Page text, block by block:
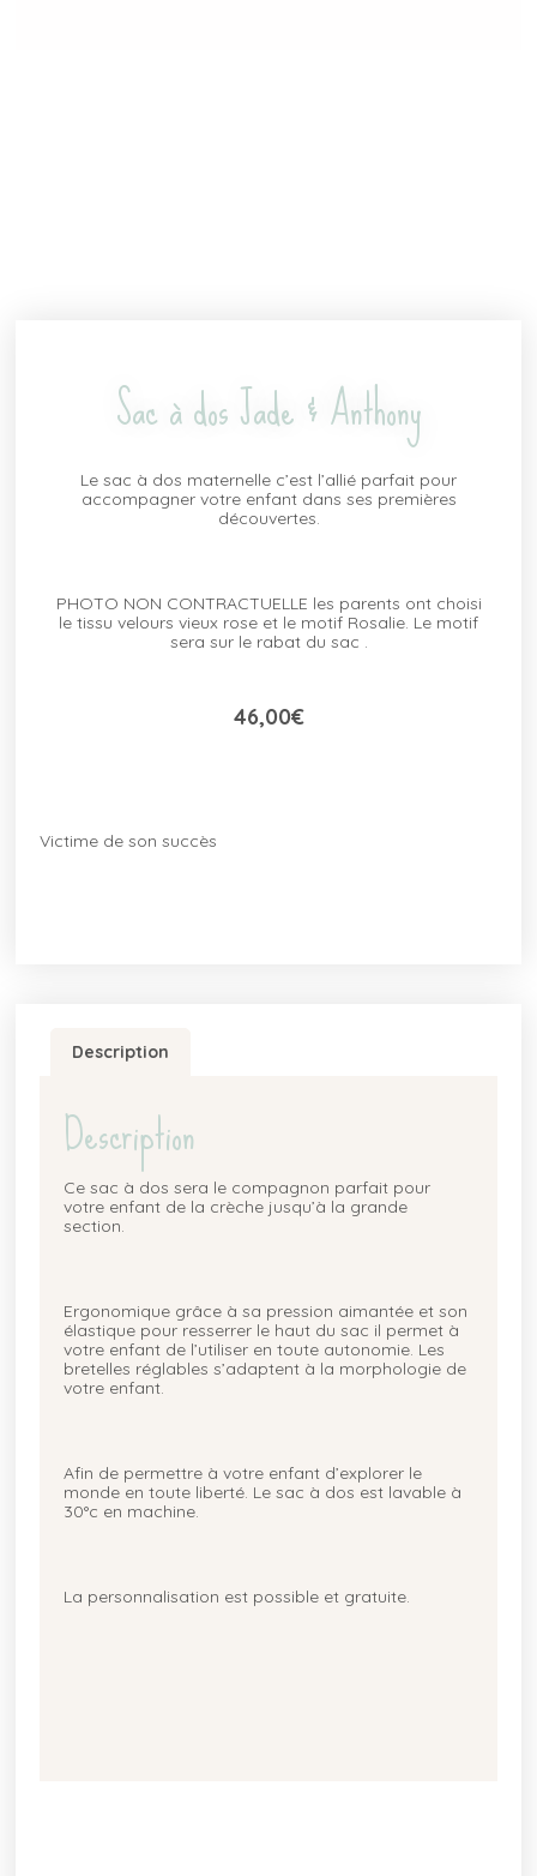
Sac à dos Jade & Anthony
Le sac à dos maternelle c’est l’allié parfait pour
accompagner votre enfant dans ses premières
découvertes.
PHOTO NON CONTRACTUELLE les parents ont choisi
le tissu velours vieux rose et le motif Rosalie. Le motif
sera sur le rabat du sac .
46,00€
Victime de son succès
Description
Description
Ce sac à dos sera le compagnon parfait pour
votre enfant de la crèche jusqu’à la grande
section.
Ergonomique grâce à sa pression aimantée et son
élastique pour resserrer le haut du sac il permet à
votre enfant de l’utiliser en toute autonomie. Les
bretelles réglables s’adaptent à la morphologie de
votre enfant.
Afin de permettre à votre enfant d’explorer le
monde en toute liberté. Le sac à dos est lavable à
30°c en machine.
La personnalisation est possible et gratuite.